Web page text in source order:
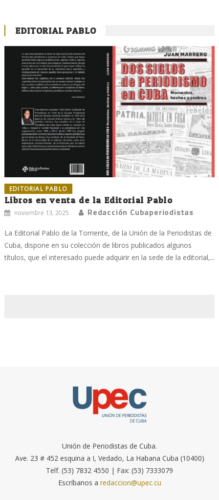
EDITORIAL PABLO
EDITORIAL PABLO
Libros en venta de la Editorial Pablo
noviembre 13, 2025 Redacción Cubaperiodistas
La Editorial Pablo de la Torriente, de la Unión de la Periodistas de
Cuba, dispone en su colección de libros publicados algunos
títulos, que el interesado puede adquirir en la sede de la editorial,...
Unión de Periodistas de Cuba.
Ave. 23 # 452 esquina a I, Vedado, La Habana Cuba (10400)
Telf. (53) 7832 4550 | Fax: (53) 7333079
Escríbanos a redaccion@upec.cu